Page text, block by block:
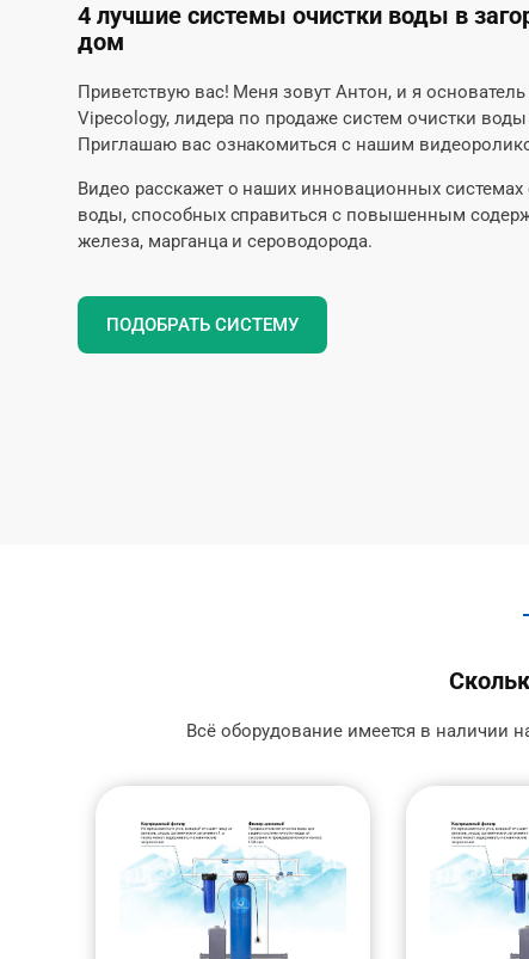
4 лучшие системы очистки воды в
дом
Приветствую вас! Меня зовут Антон, и я
Vipecology, лидера по продаже систем очистки
Приглашаю вас ознакомиться с нашим
Видео расскажет о наших инновационных системах
воды, способных справиться с повышенным
железа, марганца и сероводорода.
ПОДОБРАТЬ СИСТЕМУ
Всё оборудование имеется в наличии